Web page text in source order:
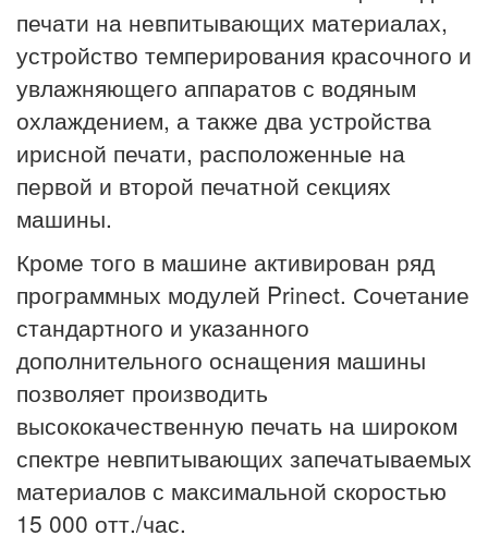
печати на невпитывающих материалах,
устройство темперирования красочного и
увлажняющего аппаратов с водяным
охлаждением, а также два устройства
ирисной печати, расположенные на
первой и второй печатной секциях
машины.
Кроме того в машине активирован ряд
программных модулей Prinect. Сочетание
стандартного и указанного
дополнительного оснащения машины
позволяет производить
высококачественную печать на широком
спектре невпитывающих запечатываемых
материалов с максимальной скоростью
15 000 отт./час.